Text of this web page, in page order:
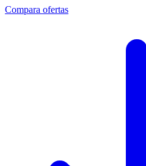
Compara ofertas